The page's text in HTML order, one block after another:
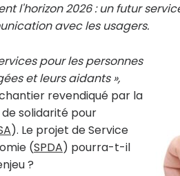
l'horizon 2026 : un futur
avec les usagers.
pour les personnes
et leurs aidants »,
revendiqué par la
solidarité pour
). Le projet de Service
(SPDA) pourra-t-il
?